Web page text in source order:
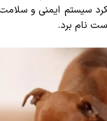
سیستم ایمنی و
نام برد.